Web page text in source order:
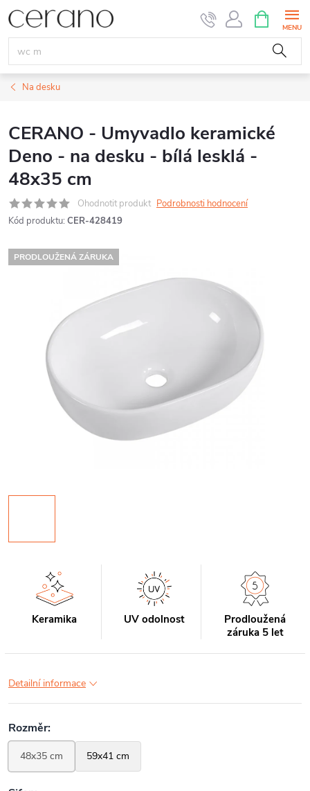
Přejít
na
obsah
NÁKUPNÍ
KOŠÍK
Na desku
CERANO - Umyvadlo keramické
Deno - na desku - bílá lesklá -
48x35 cm
Ohodnotit produkt Podrobnosti hodnocení
Kód produktu: CER-428419
PRODLOUŽENÁ ZÁRUKA
Keramika UV odolnost
Prodloužená
záruka 5 let
Detailní informace